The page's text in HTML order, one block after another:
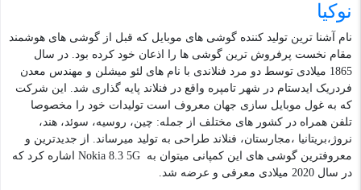
نوکیا
نام آشنا ترین تولید کننده گوشی های موبایل که قبل از گوشی های هوشمند
مقام نخست پرفروش ترین گوشی ها را اذعان خود کرده بود. در سال
1865 میلادی توسط دو مرد فنلاندی با نام های لئو میشلن و مهندس معدن
فردریک ایدستام در شهر تامپره واقع در فنلاند پایه گذاری شد. این شرکت
که به غول موبایل سازی جهان معروف است تولیدات خود را مخصوصا
تلفن همراه در کشور های مختلف از جمله: چین، روسیه، سوئد، هند،
نروژ،بریتانیا ،مجارستان، فنلاند طراحی به تولید میرساند. از جدیدترین و
معروفترین گوشی های این کمپانی میتوان به Nokia 8.3 5G اشاره کرد که
در سال 2020 میلادی معرفی و عرضه شد.